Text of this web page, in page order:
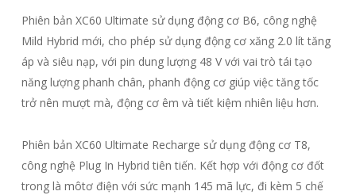
Phiên bản XC60 Ultimate sử dụng động cơ B6, công nghệ
Mild Hybrid mới, cho phép sử dụng động cơ xăng 2.0 lít tăng
áp và siêu nạp, với pin dung lượng 48 V với vai trò tái tạo
năng lượng phanh chân, phanh động cơ giúp việc tăng tốc
trở nên mượt mà, động cơ êm và tiết kiệm nhiên liệu hơn.
Phiên bản XC60 Ultimate Recharge sử dụng động cơ T8,
công nghệ Plug In Hybrid tiên tiến. Kết hợp với động cơ đốt
trong là môtơ điện với sức mạnh 145 mã lực, đi kèm 5 chế